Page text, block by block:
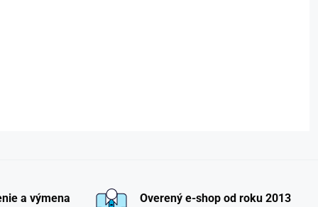
a výmena Overený e-shop od roku 2013